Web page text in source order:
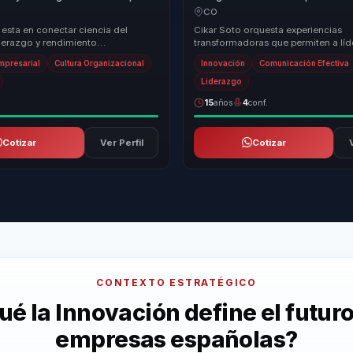
sostenible en productividad
en conectar ciencia del
y rendimiento
dentro de una propuesta muy
neg...
Cultura Organizacional
Cotizar Ver Perfil
neuroventas en influencia, cierre y
CO
Cikar Soto orquesta experiencias
transformadoras que permiten a
directivos y responsables de
atrás estructuras des...
Innovación Comunicación Efectiva
Liderazgo
15años 4conf.
Cotizar
CONTEXTO ESTRATÉGICO
la Innovación define el
empresas españolas?